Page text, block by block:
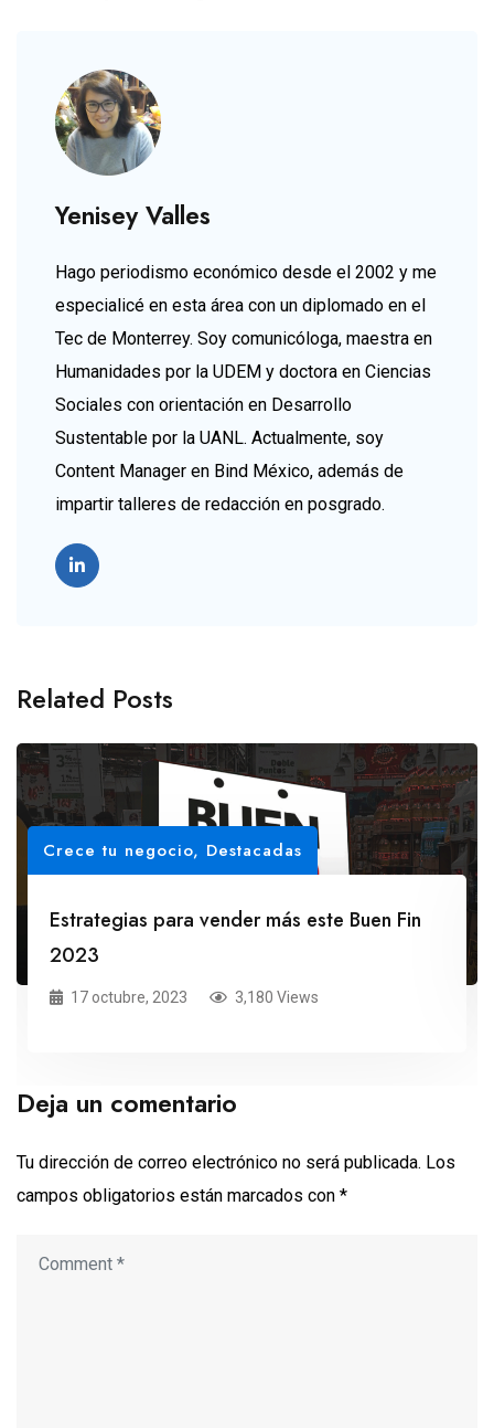
Yenisey Valles
Hago periodismo económico desde el 2002 y me
especialicé en esta área con un diplomado en el
Tec de Monterrey. Soy comunicóloga, maestra en
Humanidades por la UDEM y doctora en Ciencias
Sociales con orientación en Desarrollo
Sustentable por la UANL. Actualmente, soy
Content Manager en Bind México, además de
impartir talleres de redacción en posgrado.
Related Posts
Crece tu negocio, Destacadas
Estrategias para vender más este Buen Fin
2023
17 octubre, 2023 3,180 Views
Deja un comentario
Tu dirección de correo electrónico no será publicada. Los
campos obligatorios están marcados con *